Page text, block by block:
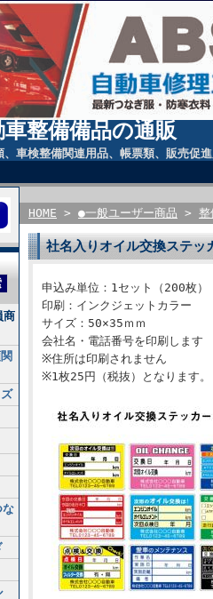
整備備品の通販
、車検整備関連用品、帳票類、販売促
商
な
HOME > ●一般ユーザー商品 > 整
社名入りオイル交換ス
申込み単位：1セット（200枚）
印刷：インクジェットカラー
サイズ：50×35ｍｍ
会社名・電話番号を印刷します
※住所は印刷されません
※1枚25円（税抜）となります。